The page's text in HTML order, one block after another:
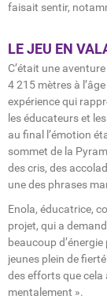
faisait sentir,
LE JEU EN
C’était une
4 215 mètres à
expérience qui
les éducateurs et
au final l’émotion
sommet de la
des cris, des
une des phrases
Enola, éducatrice,
projet, qui a
beaucoup
jeunes plein de
des efforts que
mentalement ».